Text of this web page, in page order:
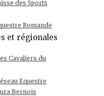
des Sports
Romande
et régionales
Cavaliers du
Equestre
Bernois